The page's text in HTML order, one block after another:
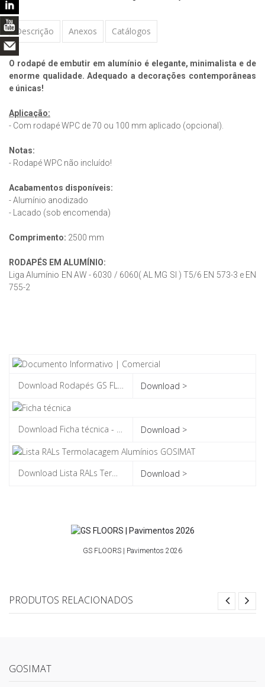
Descrição Anexos Catálogos
O rodapé de embutir em alumínio é elegante, minimalista e de
enorme qualidade. Adequado a decorações contemporâneas
e únicas!
Aplicação:
- Com rodapé WPC de 70 ou 100 mm aplicado (opcional).
Notas:
- Rodapé WPC não incluído!
Acabamentos disponíveis:
- Alumínio anodizado
- Lacado (sob encomenda)
Comprimento: 2500 mm
RODAPÉS EM ALUMÍNIO:
Liga Alumínio EN AW - 6030 / 6060( AL MG SI ) T5/6 EN 573-3 e EN
755-2
Download >
Download >
Download >
GS FLOORS | Pavimentos 2026
PRODUTOS RELACIONADOS
GOSIMAT